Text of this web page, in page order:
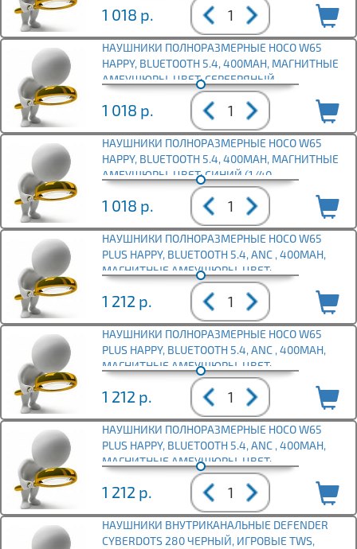
1 018 р.
НАУШНИКИ ПОЛНОРАЗМЕРНЫЕ HOCO W65
HAPPY, BLUETOOTH 5.4, 400MAH, МАГНИТНЫЕ
АМБУШЮРЫ, ЦВЕТ: СЕРЕБРЯНЫЙ
1 018 р.
НАУШНИКИ ПОЛНОРАЗМЕРНЫЕ HOCO W65
HAPPY, BLUETOOTH 5.4, 400MAH, МАГНИТНЫЕ
АМБУШЮРЫ, ЦВЕТ: СИНИЙ (1/40
1 018 р.
НАУШНИКИ ПОЛНОРАЗМЕРНЫЕ HOCO W65
PLUS HAPPY, BLUETOOTH 5.4, ANC , 400MAH,
МАГНИТНЫЕ АМБУШЮРЫ, ЦВЕТ:
1 212 р.
НАУШНИКИ ПОЛНОРАЗМЕРНЫЕ HOCO W65
PLUS HAPPY, BLUETOOTH 5.4, ANC , 400MAH,
МАГНИТНЫЕ АМБУШЮРЫ, ЦВЕТ:
1 212 р.
НАУШНИКИ ПОЛНОРАЗМЕРНЫЕ HOCO W65
PLUS HAPPY, BLUETOOTH 5.4, ANC , 400MAH,
МАГНИТНЫЕ АМБУШЮРЫ, ЦВЕТ:
1 212 р.
НАУШНИКИ ВНУТРИКАНАЛЬНЫЕ DEFENDER
CYBERDOTS 280 ЧЕРНЫЙ, ИГРОВЫЕ TWS,